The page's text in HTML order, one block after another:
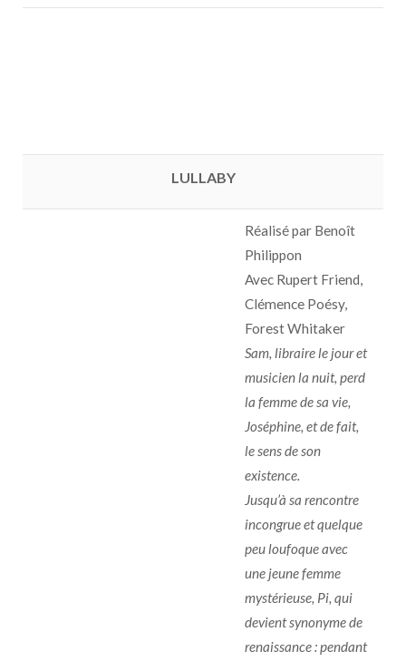
LULLABY
Réalisé par Benoît
Philippon
Avec Rupert Friend,
Clémence Poésy,
Forest Whitaker
Sam, libraire le jour et
musicien la nuit, perd
la femme de sa vie,
Joséphine, et de fait,
le sens de son
existence.
Jusqu’à sa rencontre
incongrue et quelque
peu loufoque avec
une jeune femme
mystérieuse, Pi, qui
devient synonyme de
renaissance : pendant